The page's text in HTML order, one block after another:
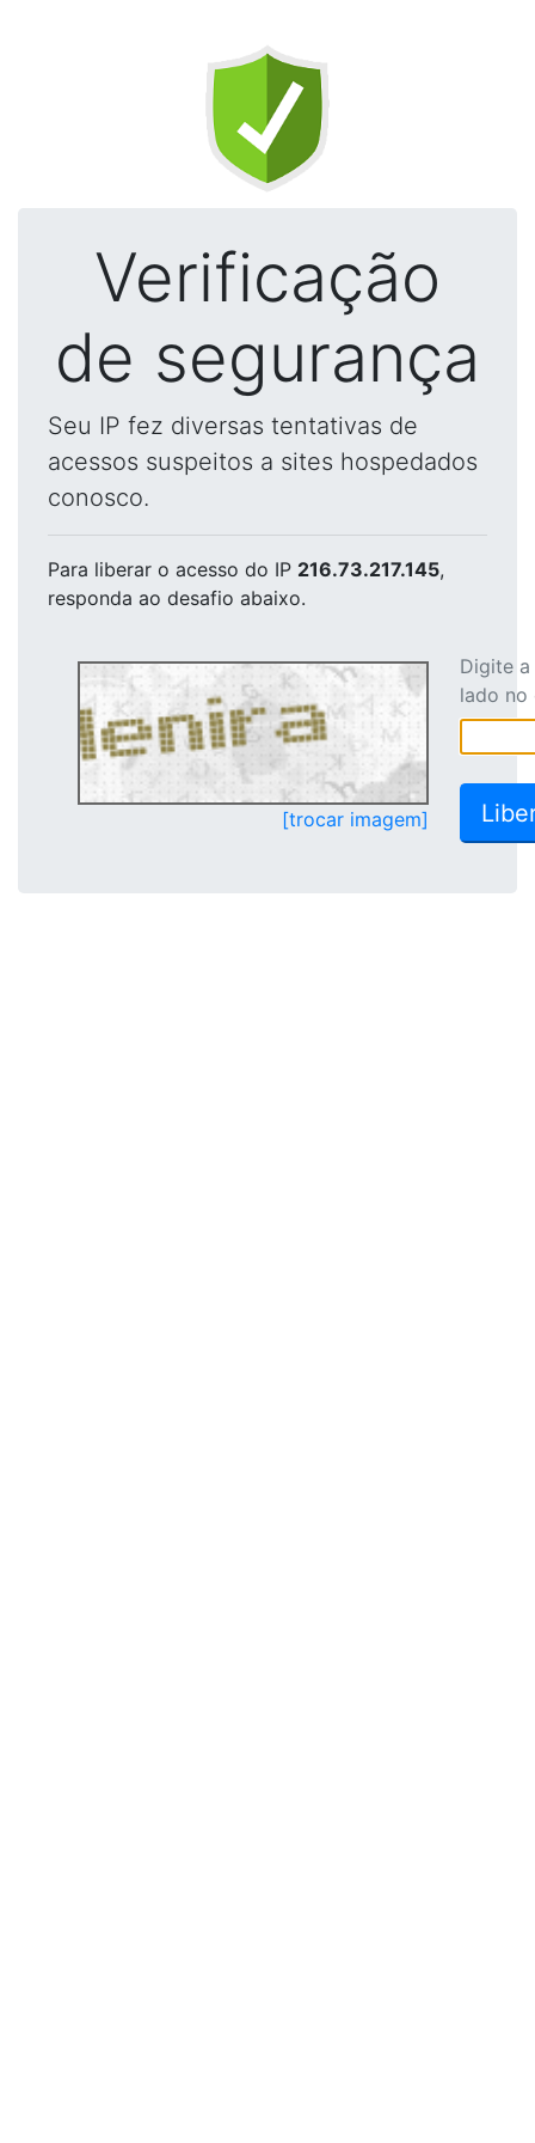
Verificação
de segurança
Seu IP fez diversas tentativas de
acessos suspeitos a sites hospedados
conosco.
Para liberar o acesso do IP 216.73.217.145,
responda ao desafio abaixo.
[trocar imagem]
Digite
lado no